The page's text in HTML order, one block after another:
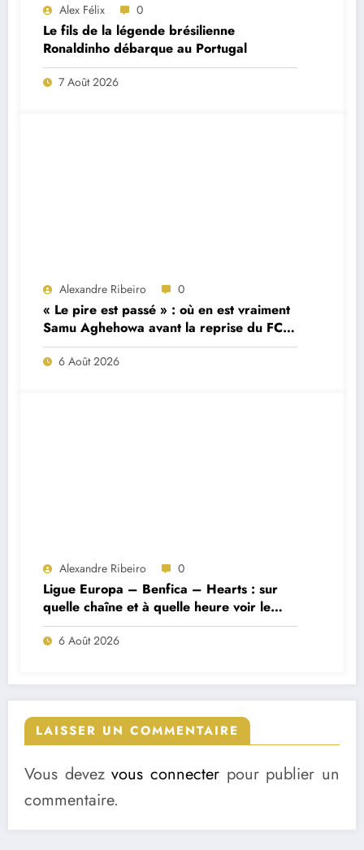
Alex Félix 0
Le fils de la légende brésilienne
Ronaldinho débarque au Portugal
7 Août 2026
Alexandre Ribeiro 0
« Le pire est passé » : où en est vraiment
Samu Aghehowa avant la reprise du FC
Porto ?
6 Août 2026
Alexandre Ribeiro 0
Ligue Europa – Benfica – Hearts : sur
quelle chaîne et à quelle heure voir le
match ?
6 Août 2026
LAISSER UN COMMENTAIRE
Vous devezvous connecter pour publier un
commentaire.